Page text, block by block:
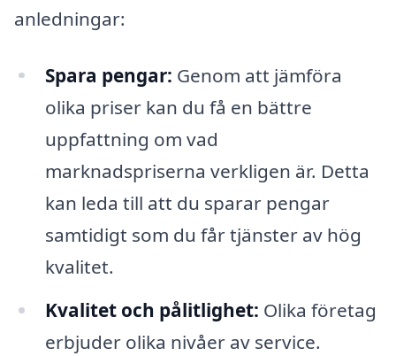
anledningar:
Spara pengar: Genom att jämföra
olika priser kan du få en bättre
uppfattning om vad
marknadspriserna verkligen är. Detta
kan leda till att du sparar pengar
samtidigt som du får tjänster av hög
kvalitet.
Kvalitet och pålitlighet: Olika företag
erbjuder olika nivåer av service.